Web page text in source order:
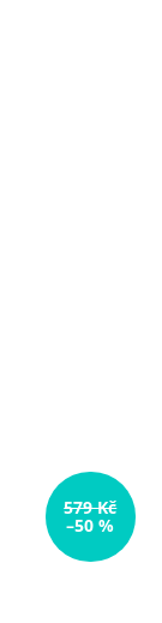
579 Kč
–50 %